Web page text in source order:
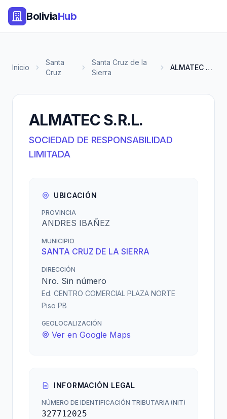
BoliviaHub
Inicio
Santa
Cruz
Santa Cruz de la
Sierra
ALMATEC S.R.L.
ALMATEC S.R.L.
SOCIEDAD DE RESPONSABILIDAD
LIMITADA
UBICACIÓN
PROVINCIA
ANDRES IBAÑEZ
MUNICIPIO
SANTA CRUZ DE LA SIERRA
DIRECCIÓN
Nro. Sin número
Ed. CENTRO COMERCIAL PLAZA NORTE
Piso PB
GEOLOCALIZACIÓN
Ver en Google Maps
INFORMACIÓN LEGAL
NÚMERO DE IDENTIFICACIÓN TRIBUTARIA (NIT)
327712025